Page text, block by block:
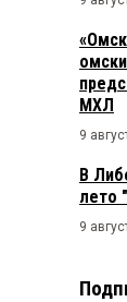
МХЛ
9
В
лето
9